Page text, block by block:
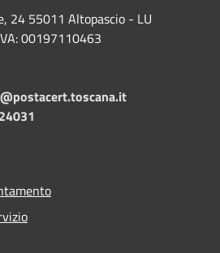
24 55011 Altopascio - LU
00197110463